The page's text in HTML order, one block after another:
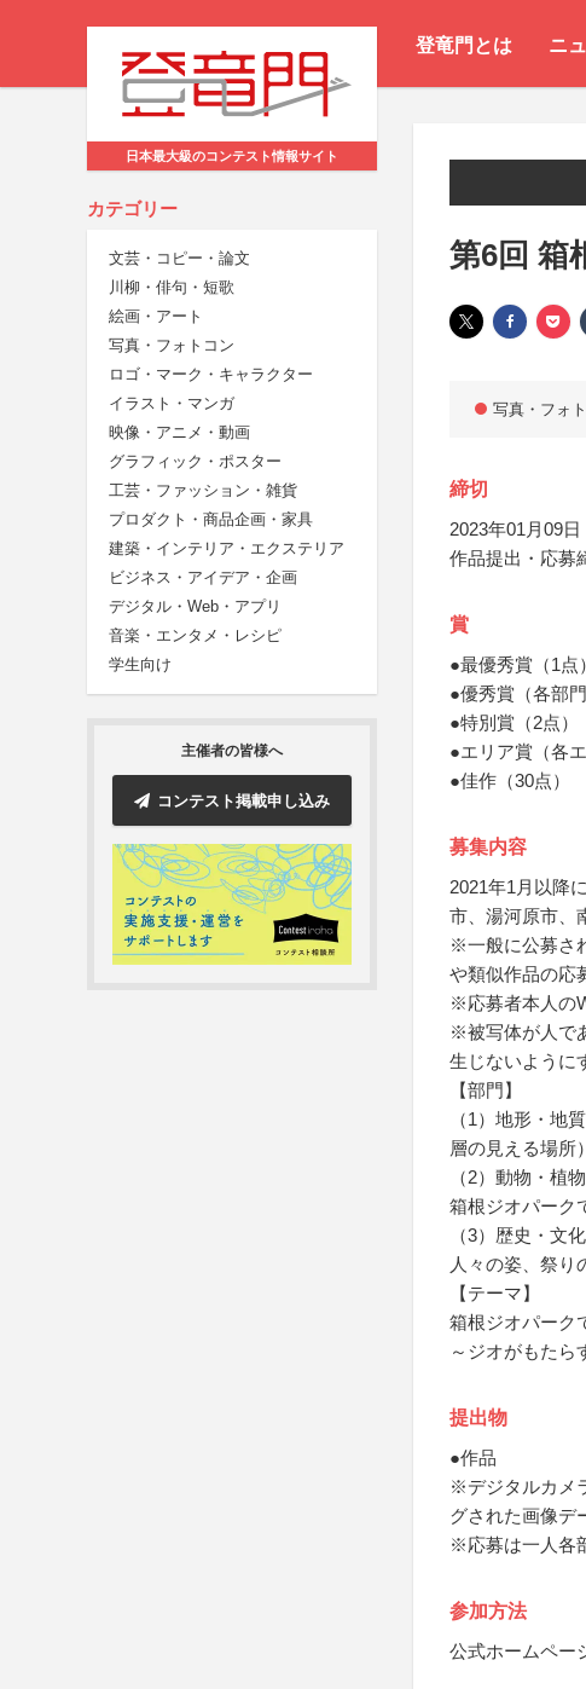
登竜門とは ニ
日本最大級のコンテスト情報サイト
カテゴリー
文芸・コピー・論文
川柳・俳句・短歌
絵画・アート
写真・フォトコン
ロゴ・マーク・キャラクター
イラスト・マンガ
映像・アニメ・動画
グラフィック・ポスター
工芸・ファッション・雑貨
プロダクト・商品企画・家具
建築・インテリア・エクステリア
ビジネス・アイデア・企画
デジタル・Web・アプリ
音楽・エンタメ・レシピ
学生向け
主催者の皆様へ
コンテスト掲載申し込み
第6回 箱
写真・フォ
締切
2023年01月09日
作品提出・応募
賞
●最優秀賞（1
●優秀賞（各部
●特別賞（2点
●エリア賞（各
●佳作（30点）
募集内容
2021年1月以降
市、湯河原市、
※一般に公募さ
や類似作品の応
※応募者本人の
※被写体が人で
生じないように
【部門】
（1）地形・地
層の見える場所
（2）動物・植
箱根ジオパーク
（3）歴史・文
人々の姿、祭り
【テーマ】
箱根ジオパーク
～ジオがもたら
提出物
●作品
※デジタルカメ
グされた画像デ
※応募は一人各
参加方法
公式ホームペー